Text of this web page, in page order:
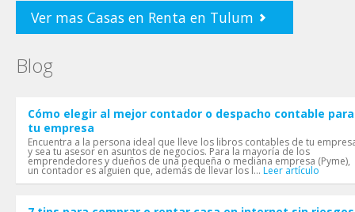
Ver mas Casas en Renta en Tulum
Blog
Cómo elegir al mejor contador o despacho contable para
tu empresa
Encuentra a la persona ideal que lleve los libros contables de tu
y sea tu asesor en asuntos de negocios. Para la mayoría de los
emprendedores y dueños de una pequeña o mediana empresa (Pyme),
un contador es alguien que, además de llevar los l... Leer artículo